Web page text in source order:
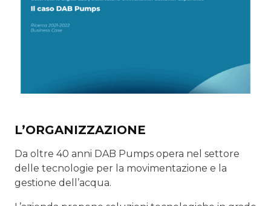
L’ORGANIZZAZIONE
Da oltre 40 anni DAB Pumps opera nel settore
delle tecnologie per la movimentazione e la
gestione dell’acqua.